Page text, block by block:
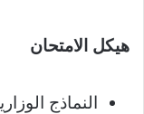
هيكل الامتحان